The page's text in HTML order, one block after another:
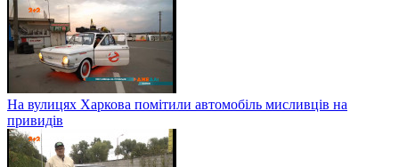
На вулицях Харкова помітили автомобіль мисливців на
привидів